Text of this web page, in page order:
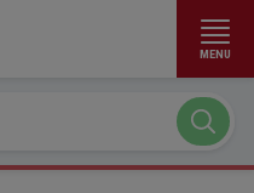
MENU